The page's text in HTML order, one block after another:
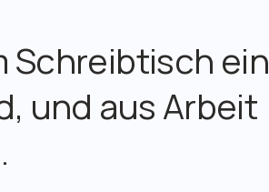
Schreibtisch ein
und aus Arbeit